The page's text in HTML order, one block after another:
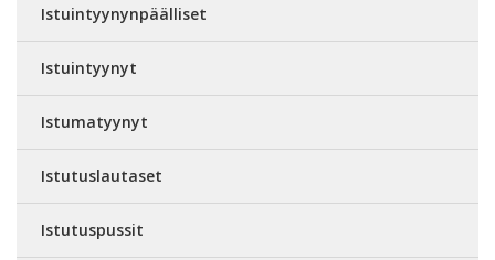
Istuintyynynpäälliset
Istuintyynyt
Istumatyynyt
Istutuslautaset
Istutuspussit